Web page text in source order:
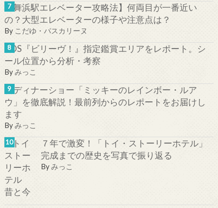
【舞浜駅エレベーター攻略法】何両目が一番近い
の？大型エレベーターの様子や注意点は？
By こだゆ・パスカリーヌ
TDS『ビリーヴ！』指定鑑賞エリアをレポート。シ
ール位置から分析・考察
Byみっこ
新ディナーショー「ミッキーのレインボー・ルア
ウ」を徹底解説！最前列からのレポートをお届けし
ます
Byみっこ
７年で激変！「トイ・ストーリーホテル」
完成までの歴史を写真で振り返る
Byみっこ